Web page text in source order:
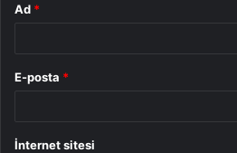
Ad *
E-posta *
İnternet sitesi